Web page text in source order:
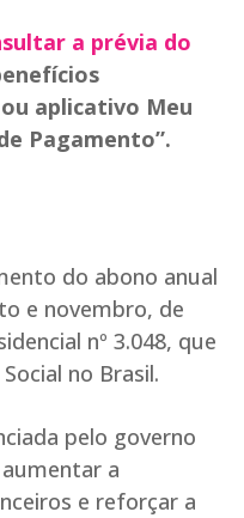
a prévia do
aplicativo Meu
Pagamento”.
do abono anual
e novembro, de
nº 3.048, que
no Brasil.
pelo governo
a
e reforçar a